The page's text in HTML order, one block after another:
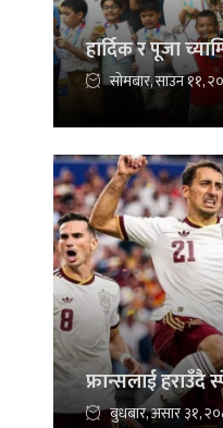
हार्दिक र पूजा
सोमबार, साउन ११,
फ्रान्सलाई हराउँदै
बुधबार, असार ३१,